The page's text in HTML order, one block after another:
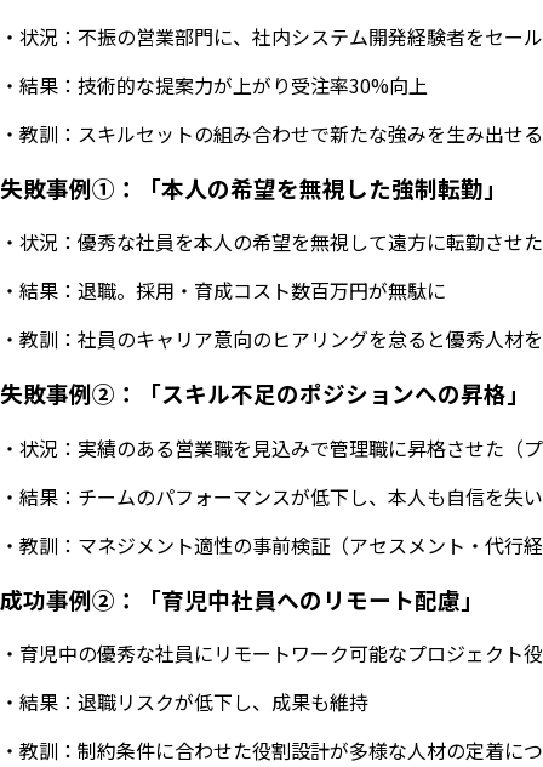
・状況：不振の営業部門に、社内システム開発経験者をセー
・結果：技術的な提案力が上がり受注率30%向上
・教訓：スキルセットの組み合わせで新たな強みを生み出せる
失敗事例①：「本人の希望を無視した強制転勤」
・状況：優秀な社員を本人の希望を無視して遠方に転勤させた
・結果：退職。採用・育成コスト数百万円が無駄に
・教訓：社員のキャリア意向のヒアリングを怠ると優秀人材
失敗事例②：「スキル不足のポジションへの昇格」
・状況：実績のある営業職を見込みで管理職に昇格させた
・結果：チームのパフォーマンスが低下し、本人も自信を失
・教訓：マネジメント適性の事前検証（アセスメント・代行
成功事例②：「育児中社員へのリモート配慮」
・育児中の優秀な社員にリモートワーク可能なプロジェクト
・結果：退職リスクが低下し、成果も維持
・教訓：制約条件に合わせた役割設計が多様な人材の定着に